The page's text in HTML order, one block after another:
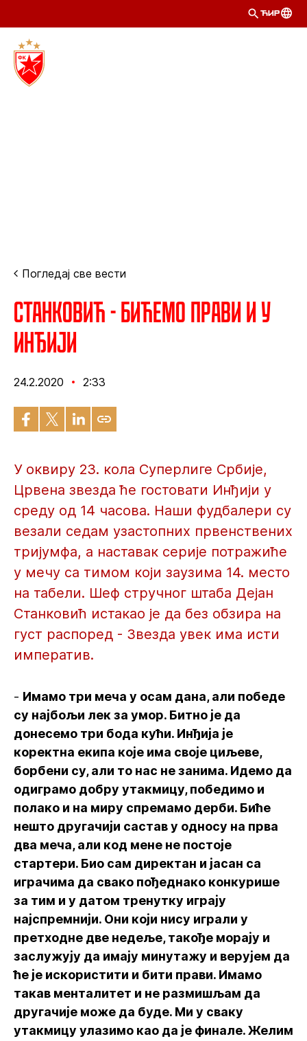
ЋИР
Погледај све вести
Станковић - Бићемо прави и у
Инђији
24.2.2020 2:33
У оквиру 23. кола Суперлиге Србије,
Црвена звезда ће гостовати Инђији у
среду од 14 часова. Наши фудбалери су
везали седам узастопних првенствених
тријумфа, а наставак серије потражиће
у мечу са тимом који заузима 14. место
на табели. Шеф стручног штаба Дејан
Станковић истакао је да без обзира на
густ распоред - Звезда увек има исти
императив.
- Имамо три меча у осам дана, али победе
су најбољи лек за умор. Битно је да
донесемо три бода кући. Инђија је
коректна екипа које има своје циљеве,
борбени су, али то нас не занима. Идемо да
одиграмо добру утакмицу, победимо и
полако и на миру спремамо дерби. Биће
нешто другачији састав у односу на прва
два меча, али код мене не постоје
стартери. Био сам директан и јасан са
играчима да свако пођеднако конкурише
за тим и у датом тренутку играју
најспремнији. Они који нису играли у
претходне две недеље, такође морају и
заслужују да имају минутажу и верујем да
ће је искористити и бити прави. Имамо
такав менталитет и не размишљам да
другачије може да буде. Ми у сваку
утакмицу улазимо као да је финале. Желим